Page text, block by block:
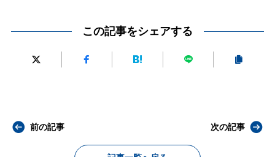
この記事をシェアする
前の記事 次の記事